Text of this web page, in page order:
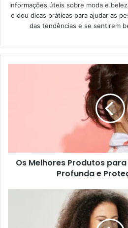
informações úteis sobre moda e
e dou dicas práticas para ajudar as
das tendências e se sentirem
Os Melhores Produtos
Profunda e